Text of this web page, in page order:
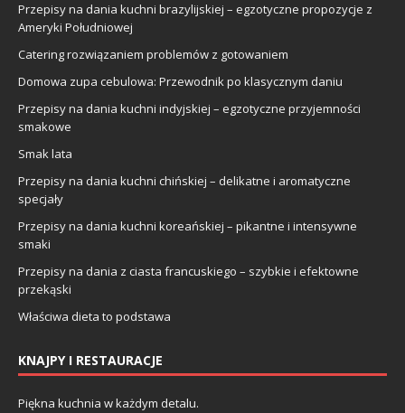
Przepisy na dania kuchni brazylijskiej – egzotyczne propozycje z
Ameryki Południowej
Catering rozwiązaniem problemów z gotowaniem
Domowa zupa cebulowa: Przewodnik po klasycznym daniu
Przepisy na dania kuchni indyjskiej – egzotyczne przyjemności
smakowe
Smak lata
Przepisy na dania kuchni chińskiej – delikatne i aromatyczne
specjały
Przepisy na dania kuchni koreańskiej – pikantne i intensywne
smaki
Przepisy na dania z ciasta francuskiego – szybkie i efektowne
przekąski
Właściwa dieta to podstawa
KNAJPY I RESTAURACJE
Piękna kuchnia w każdym detalu.